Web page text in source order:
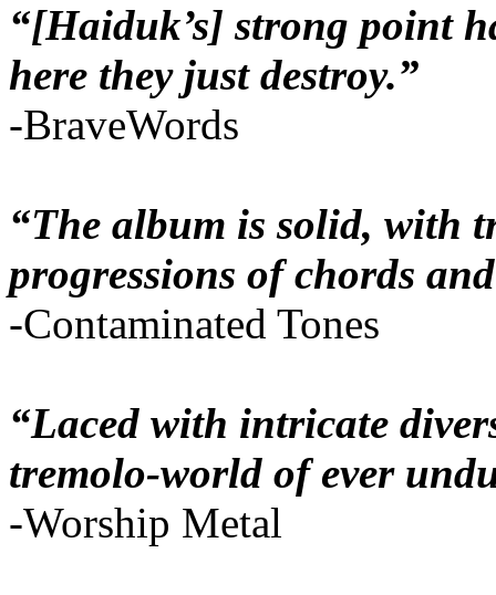
“[Haiduk’s] strong point
here they just destroy.”
-BraveWords
“The album is solid, with
progressions of chords
-Contaminated Tones
“Laced with intricate
tremolo-world of ever
-Worship Metal